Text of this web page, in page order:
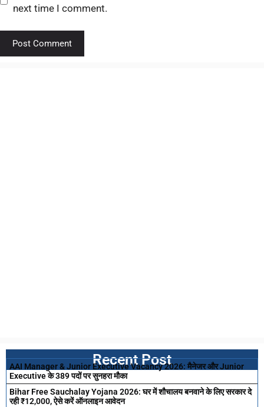
next time I comment.
Recent Post
AAI Manager & Junior Executive Vacancy 2026: मैनेजर और Junior
Executive के 389 पदों पर सुनहरा मौका
Bihar Free Sauchalay Yojana 2026: घर में शौचालय बनवाने के लिए सरकार दे
रही ₹12,000, ऐसे करें ऑनलाइन आवेदन